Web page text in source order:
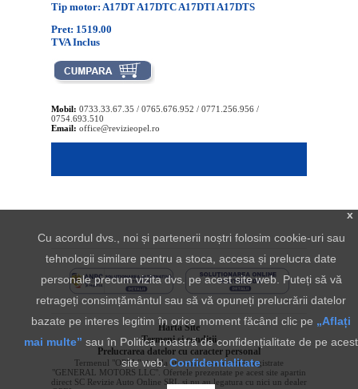
Tip motor: A17DT A17DTC A17DTI A17DTS
Pret: 1519.00
TVA Inclus
Mobil: 0733.33.67.35 / 0765.676.952 / 0771.256.956 /
0754.693.510
Email: office@revizieopel.ro
Harta Site
Termeni si conditii
Prelucrarea datelor cu caracter personal
Termenul "OPEL" si sigla aferenta sunt marci inregistrate
"GENERAL MOTORS LLC". Ofertele prezentate pe acest site apartin
direct SC Revizie Auto Online SRL si nu au legatura cu nici un dealer
x
Cu acordul dvs., noi și partenerii noștri folosim cookie-uri sau
tehnologii similare pentru a stoca, accesa și prelucra date
personale precum vizita dvs. pe acest site web. Puteți să vă
retrageți consimțământul sau să vă opuneți prelucrării datelor
bazate pe interes legitim în orice moment făcând clic pe „Aflați
mai multe” sau în Politica noastră de confidențialitate de pe acest
site web.Confidentialitate